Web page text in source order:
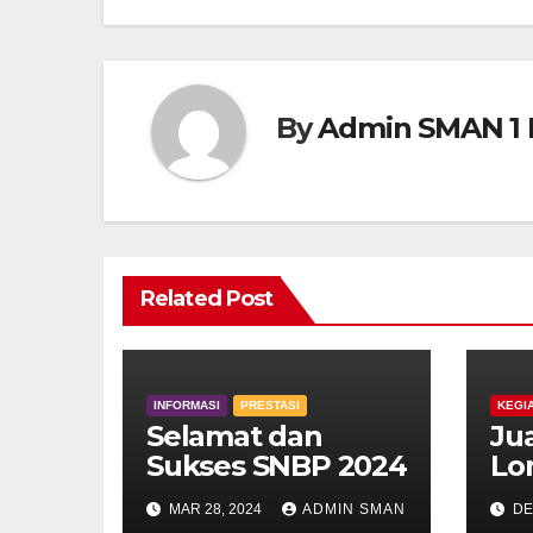
ByAdmin SMAN
Related Post
INFORMASI PRESTASI
Selamat dan
Sukses SNBP 2024
MAR 28, 2024 ADMIN SMAN